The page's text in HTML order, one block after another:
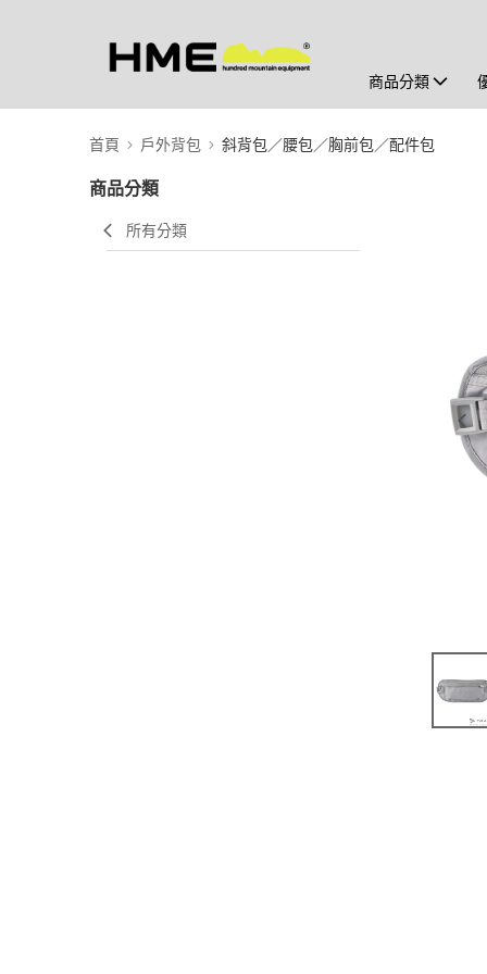
商品分類
首頁 戶外背包 斜背包／腰包／胸前包／配件包
商品分類
所有分類